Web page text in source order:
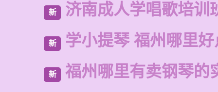
新 济南成人学唱歌培训
新 学小提琴 福州哪里
新 福州哪里有卖钢琴的